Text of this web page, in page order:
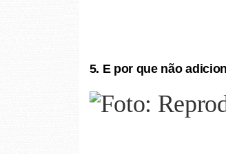
5. E por que não